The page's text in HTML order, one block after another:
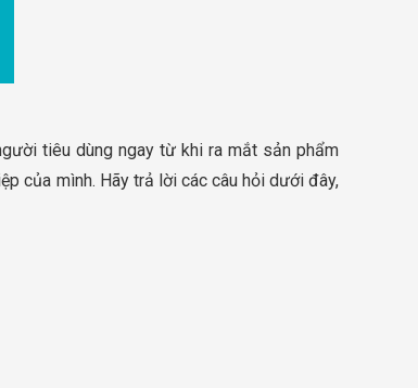
tiêu dùng ngay từ khi ra mắt sản phẩm
của mình. Hãy trả lời các câu hỏi dưới đây,